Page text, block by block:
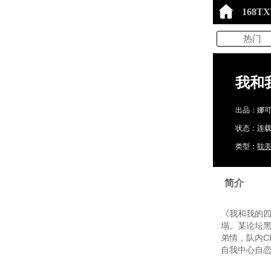
热门
我和
出品：娜
状态：连
类型：耽
简介
《我和我的
塌。某论坛
弟情，队内
自我中心自